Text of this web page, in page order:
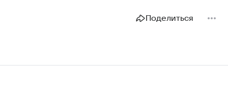
Поделиться